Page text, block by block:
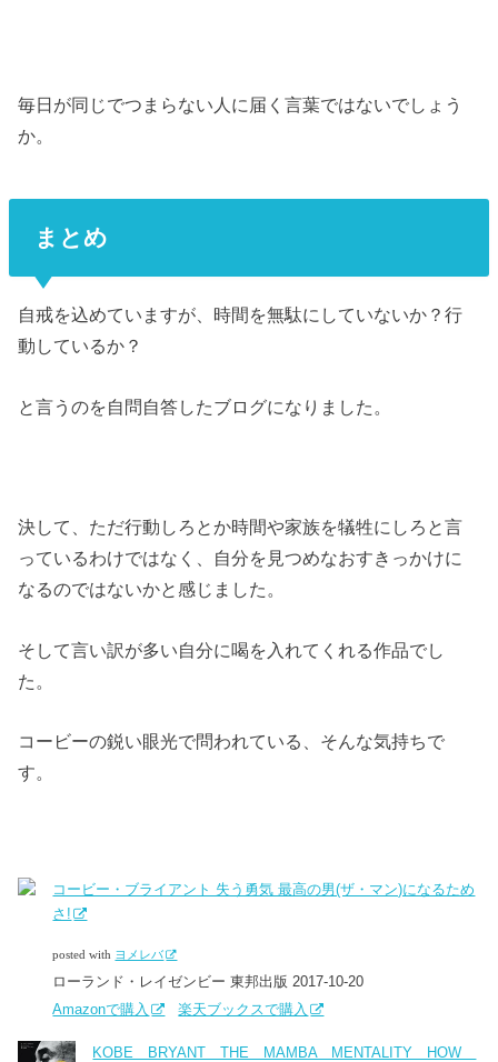
毎日が同じでつまらない人に届く言葉ではないでしょう
か。
まとめ
自戒を込めていますが、時間を無駄にしていないか？行
動しているか？
と言うのを自問自答したブログになりました。
決して、ただ行動しろとか時間や家族を犠牲にしろと言
っているわけではなく、自分を見つめなおすきっかけに
なるのではないかと感じました。
そして言い訳が多い自分に喝を入れてくれる作品でし
た。
コービーの鋭い眼光で問われている、そんな気持ちで
す。
コービー・ブライアント 失う勇気 最高の男(ザ・マン)になるため
さ!
posted with ヨメレバ
ローランド・レイゼンビー 東邦出版 2017-10-20
Amazonで購入
楽天ブックスで購入
KOBE BRYANT THE MAMBA MENTALITY HOW